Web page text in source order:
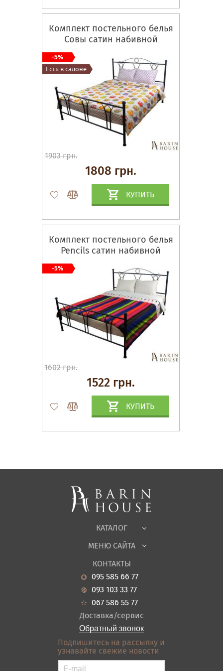
Комплект постельного белья
Совы сатин набивной
1903 грн.
1808 грн.
КУПИТЬ
-5%
Есть в салоне
Комплект постельного белья
Pencils сатин набивной
1602 грн.
1522 грн.
КУПИТЬ
-5%
КАТАЛОГ
Спальни, Кровати
Корпусная мебель
Офисная мебель
Садовая мебель
Гостиная
Кухня
Прихожие
Ванная
Акции
МЕНЮ САЙТА
О нас
Новости
Гарантия
Кредит
Оплата и доставка
Отзывы
Контакты
Карта сайта
Условия покупки
КОНТАКТЫ
095 585 66 77
093 103 33 77
067 586 55 77
Доставка/сервис
Обратный звонок
Подпишитесь на рассылку и
узнавайте свежие новости